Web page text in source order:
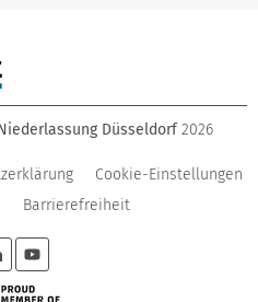
Düsseldorf 2026
Cookie-Einstellungen
Barrierefreiheit